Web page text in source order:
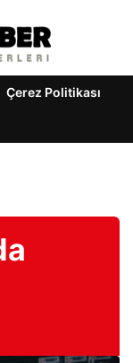
Çerez Politikası